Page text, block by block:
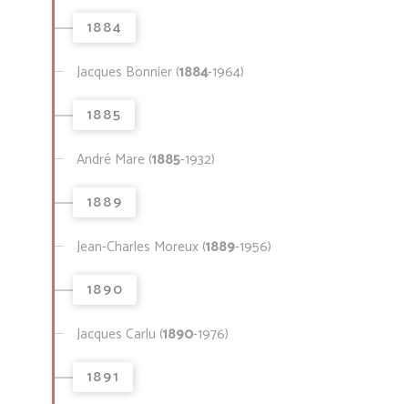
1884
Jacques Bonnier (1884-1964)
1885
André Mare (1885-1932)
1889
Jean-Charles Moreux (1889-1956)
1890
Jacques Carlu (1890-1976)
1891